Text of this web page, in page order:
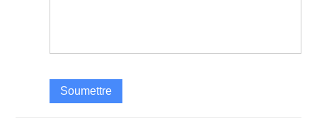
Soumettre